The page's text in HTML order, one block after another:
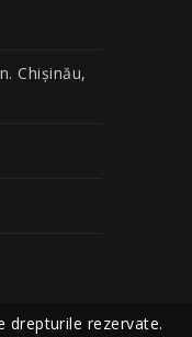
Chişinău,
drepturile rezervate.